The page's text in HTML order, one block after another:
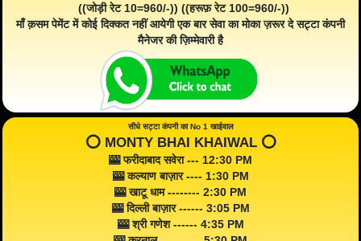
((जोड़ी रेट 10=960/-)) ((हरूफ़ रेट 100=960/-))
माँ क़सम पेमेंट में कोई दिक्कत नहीं आयेगी एक बार सेवा का मोका ज़रूर दे सट्टा कंपनी
मैनेजर की ज़िम्मेवारी है
सीधे सट्टा कंपनी का No 1 खाईवाल
⭕️ MONTY BHAI KHAIWAL ⭕️
🎰 फरीदाबाद सवेरा --- 12:30 PM
🎰 कल्याण बाज़ार ---- 1:30 PM
🎰 खाटू धाम -------- 2:30 PM
🎰 दिल्ली बाज़ार ------ 3:05 PM
🎰 श्री गणेश ------ 4:35 PM